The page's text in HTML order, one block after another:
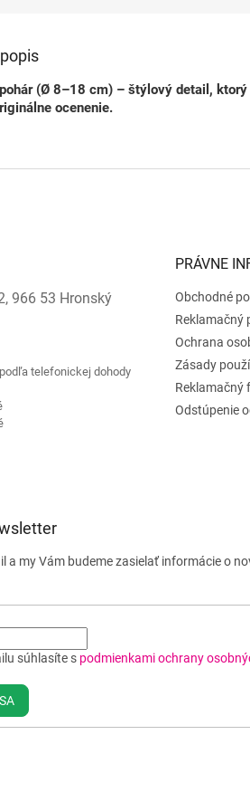
(Ø 8–18 cm) – štýlový detail,
ocenenie.
966 53 Hronský
telefonickej dohody
PRÁVNE
Obchodné
Reklamačný
Ochrana
Zásady
Reklamačný
Odstúpenie
a my Vám budeme zasielať informácie o
súhlasíte s podmienkami ochrany